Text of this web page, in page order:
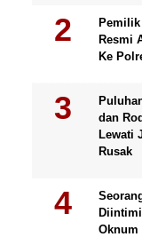
Pemilik
Resmi
Ke
dan
Lewati
Rusak
Oknum